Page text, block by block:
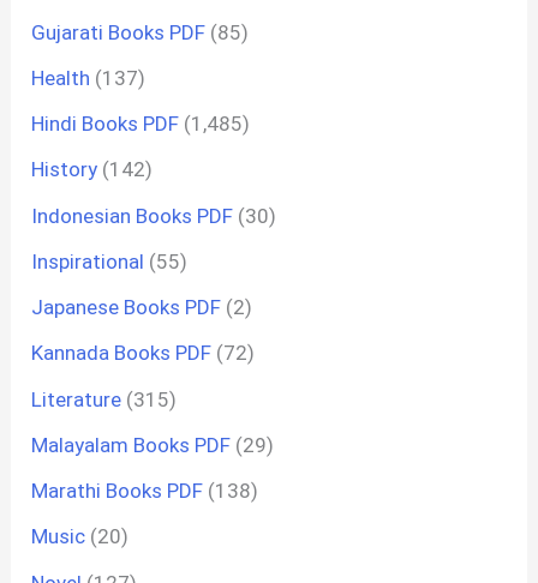
Gujarati Books PDF (85)
Health (137)
Hindi Books PDF (1,485)
History (142)
Indonesian Books PDF (30)
Inspirational (55)
Japanese Books PDF (2)
Kannada Books PDF (72)
Literature (315)
Malayalam Books PDF (29)
Marathi Books PDF (138)
Music (20)